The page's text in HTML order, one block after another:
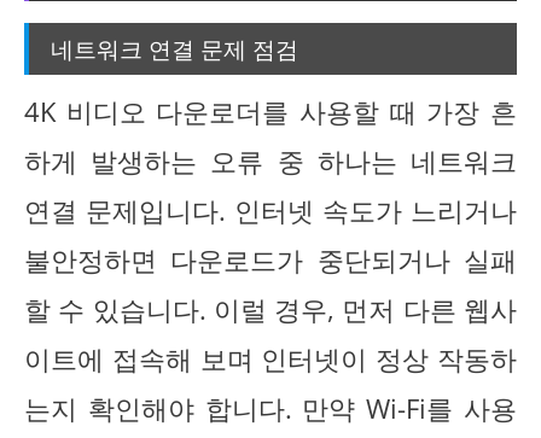
네트워크 연결 문제 점검
4K 비디오 다운로더를 사용할 때 가장 흔
하게 발생하는 오류 중 하나는 네트워크
연결 문제입니다. 인터넷 속도가 느리거나
불안정하면 다운로드가 중단되거나 실패
할 수 있습니다. 이럴 경우, 먼저 다른 웹사
이트에 접속해 보며 인터넷이 정상 작동하
는지 확인해야 합니다. 만약 Wi-Fi를 사용